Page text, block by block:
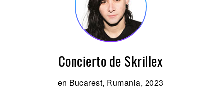
Concierto de Skrillex
en Bucarest, Rumania, 2023